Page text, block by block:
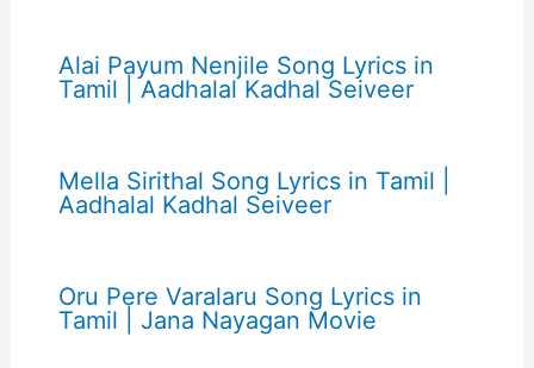
Alai Payum Nenjile Song Lyrics in
Tamil | Aadhalal Kadhal Seiveer
Mella Sirithal Song Lyrics in Tamil |
Aadhalal Kadhal Seiveer
Oru Pere Varalaru Song Lyrics in
Tamil | Jana Nayagan Movie